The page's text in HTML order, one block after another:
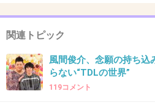
38. 匿名2019/04/09(火) 21:02:05
我が家ww
関連トピック
風間俊介、念願の持ち込
らない“TDLの世界”
119コメント